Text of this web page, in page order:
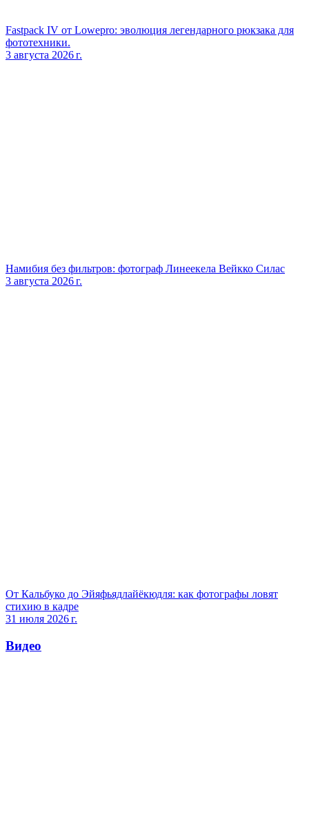
Fastpack IV от Lowepro: эволюция легендарного рюкзака для
фототехники.
3 августа 2026 г.
Намибия без фильтров: фотограф Линеекела Вейкко Силас
3 августа 2026 г.
От Кальбуко до Эйяфьядлайёкюдля: как фотографы ловят
стихию в кадре
31 июля 2026 г.
Видео